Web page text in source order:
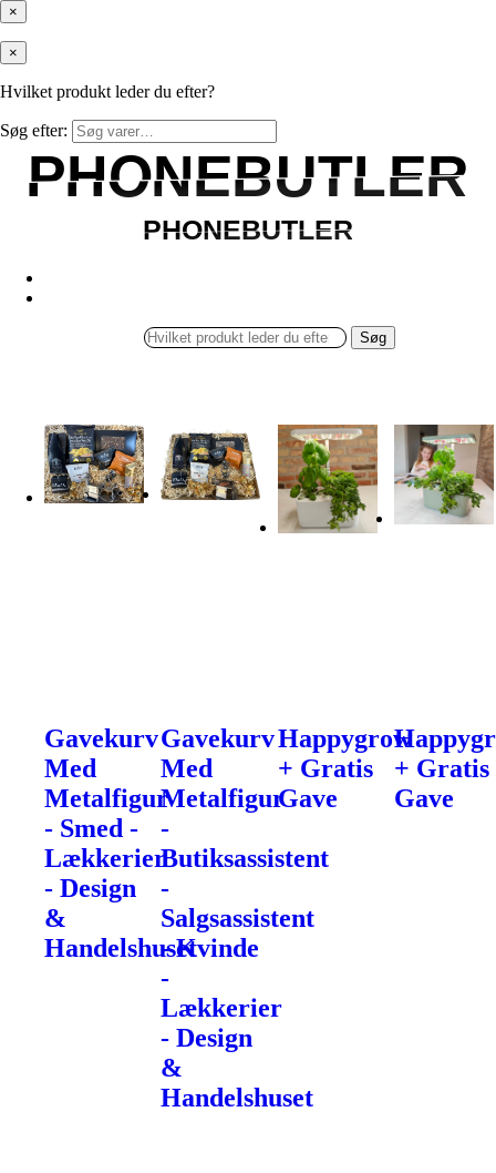
×
×
Hvilket produkt leder du efter?
Søg efter:
PHONEBUTLER
PHONEBUTLER
PHONEBUTLER
PHONEBUTLER
Søg
Gavekurv
Med
Metalfigur
- Smed -
Lækkerier
- Design
&
Handelshuset
Gavekurv
Med
Metalfigur
-
Butiksassistent
-
Salgsassistent
- Kvinde
-
Lækkerier
- Design
&
Handelshuset
Happygrow
+ Gratis
Gave
+ Gratis
Gave